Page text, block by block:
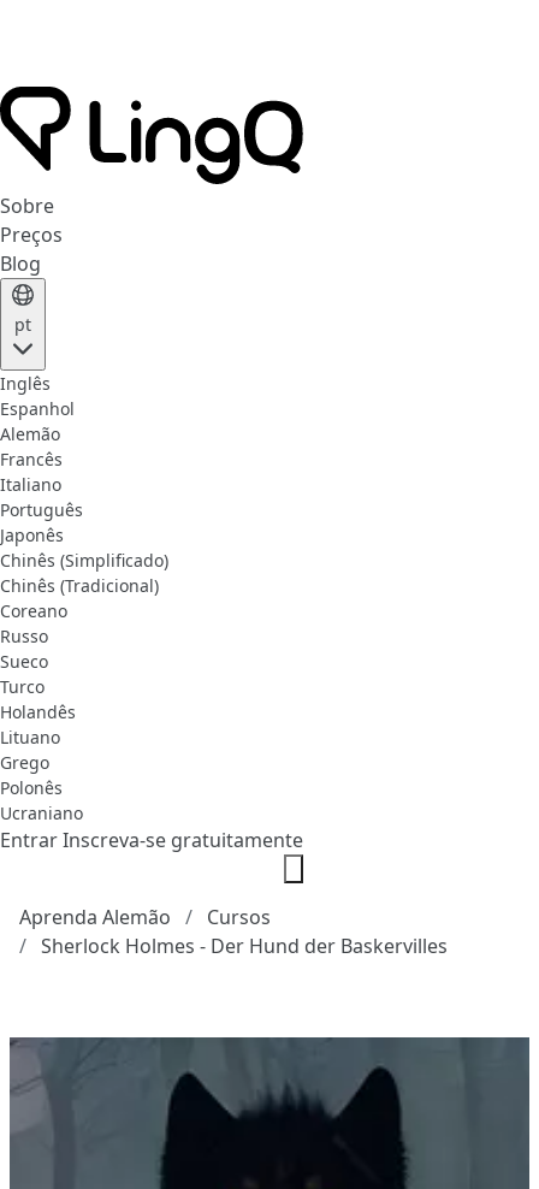
Sobre
Preços
Blog
pt
Inglês
Espanhol
Alemão
Francês
Italiano
Português
Japonês
Chinês (Simplificado)
Chinês (Tradicional)
Coreano
Russo
Sueco
Turco
Holandês
Lituano
Grego
Polonês
Ucraniano
EntrarInscreva-se gratuitamente
Aprenda Alemão
Cursos
Sherlock Holmes - Der Hund der Baskervilles